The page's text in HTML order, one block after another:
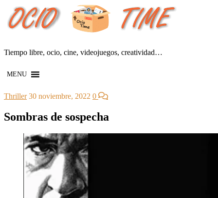
Tiempo libre, ocio, cine, videojuegos, creatividad…
MENU
Thriller 30 noviembre, 2022 0
Sombras de sospecha